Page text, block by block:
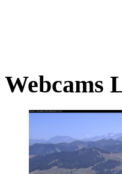
Webcams